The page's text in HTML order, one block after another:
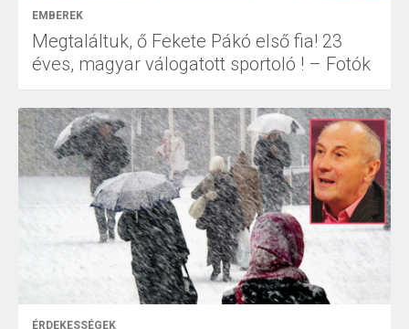
EMBEREK
Megtaláltuk, ő Fekete Pákó első fia! 23
éves, magyar válogatott sportoló ! – Fotók
ÉRDEKESSÉGEK